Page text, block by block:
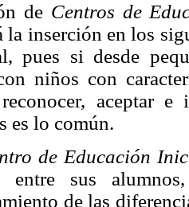
de Centros de
la inserción en los
pues si desde
niños con
aceptar
es lo común.
de Educación
entre sus
de las